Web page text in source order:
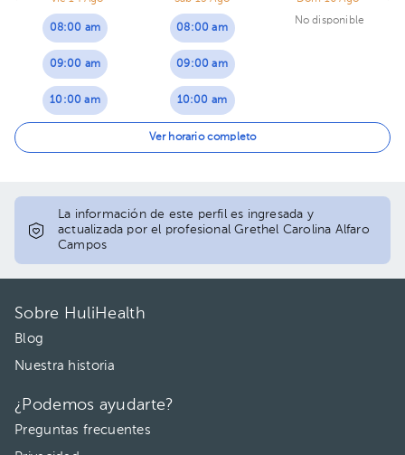
08:00 am
09:00 am
10:00 am
08:00 am
09:00 am
10:00 am
12:00 pm
02:00 pm
No disponible
Ver horario completo
La información de este perfil es ingresada y
actualizada por el profesional Grethel Carolina Alfaro
Campos
Sobre HuliHealth
Blog
Nuestra historia
¿Podemos ayudarte?
Preguntas frecuentes